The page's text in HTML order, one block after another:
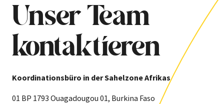
Unser Team
kontaktieren
Koordinationsbüro in der Sahelzone Afrikas
01 BP 1793 Ouagadougou 01, Burkina Faso